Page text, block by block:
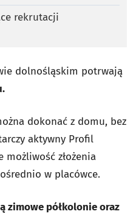
rekrutacji
dolnośląskim potrwają
dokonać z domu, bez
aktywny Profil
złożenia
w placówce.
zimowe półkolonie oraz